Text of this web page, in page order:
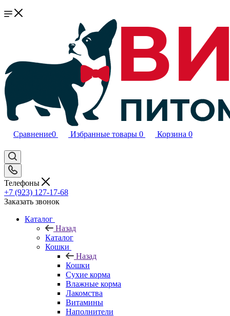
Сравнение0 Избранные товары 0 Корзина 0
Телефоны
+7 (923) 127-17-68
Заказать звонок
Каталог
Назад
Каталог
Кошки
Назад
Кошки
Сухие корма
Влажные корма
Лакомства
Витамины
Наполнители